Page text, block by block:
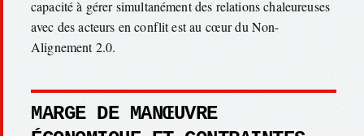
capacité à gérer simultanément des relations chaleureuses
avec des acteurs en conflit est au cœur du Non-
Alignement 2.0.
MARGE DE MANŒUVRE